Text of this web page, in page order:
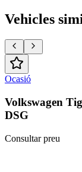
Vehicles
Ocasió
Volkswagen
DSG
Consultar preu